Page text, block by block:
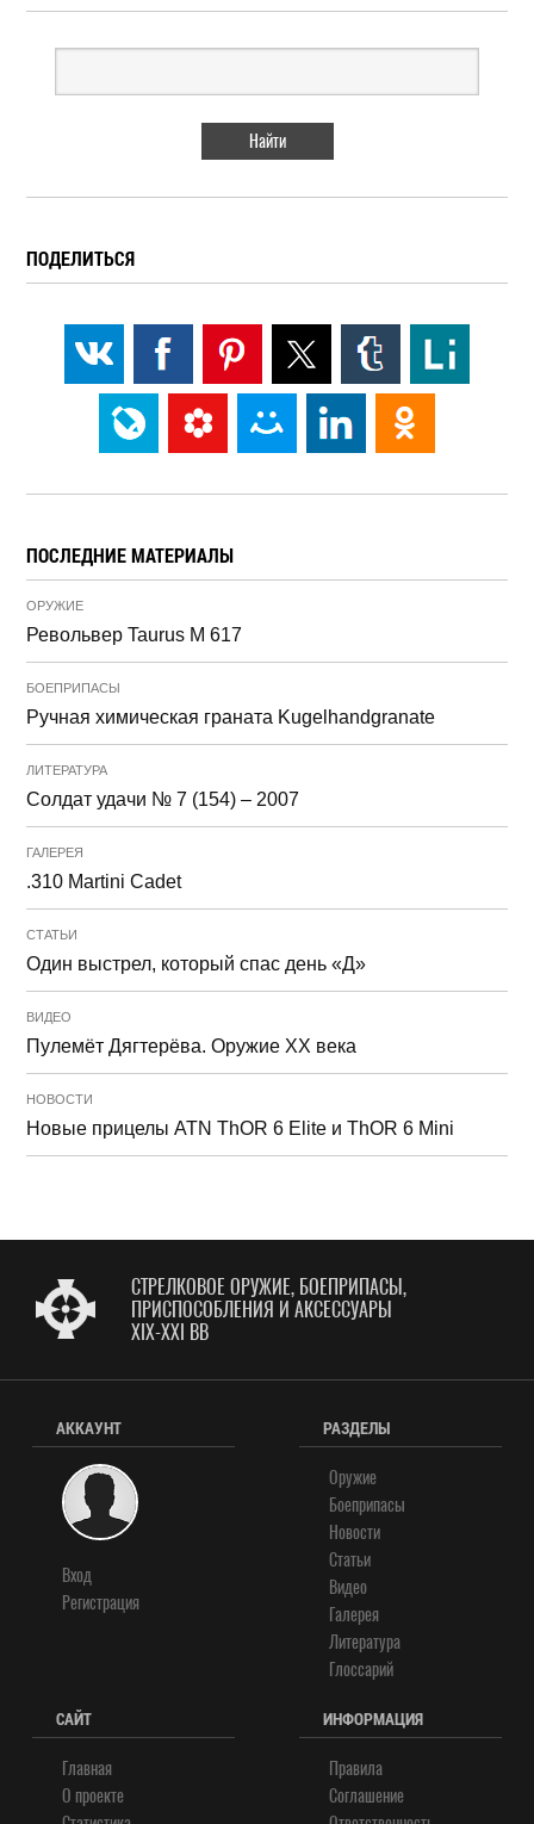
ПОДЕЛИТЬСЯ
ПОСЛЕДНИЕ МАТЕРИАЛЫ
ОРУЖИЕ
Револьвер Taurus M 617
БОЕПРИПАСЫ
Ручная химическая граната Kugelhandgranate
ЛИТЕРАТУРА
Солдат удачи № 7 (154) – 2007
ГАЛЕРЕЯ
.310 Martini Cadet
СТАТЬИ
Один выстрел, который спас день «Д»
ВИДЕО
Пулемёт Дягтерёва. Оружие ХХ века
НОВОСТИ
Новые прицелы ATN ThOR 6 Elite и ThOR 6 Mini
СТРЕЛКОВОЕ ОРУЖИЕ, БОЕПРИПАСЫ,
ПРИСПОСОБЛЕНИЯ И АКСЕССУАРЫ
XIX-XXI ВВ
АККАУНТ
Вход
Регистрация
РАЗДЕЛЫ
Оружие
Боеприпасы
Новости
Статьи
Видео
Галерея
Литература
Глоссарий
САЙТ
Главная
О проекте
ИНФОРМАЦИЯ
Правила
Соглашение